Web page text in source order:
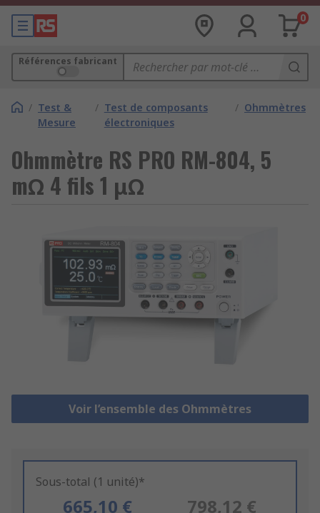
0
Références fabricant
/ Test &
Mesure
/ Test de composants
électroniques
/ Ohmmètres
Ohmmètre RS PRO RM-804, 5
mΩ 4 fils 1 μΩ
Voir l’ensemble des Ohmmètres
Sous-total (1 unité)*
665,10 € 798,12 €